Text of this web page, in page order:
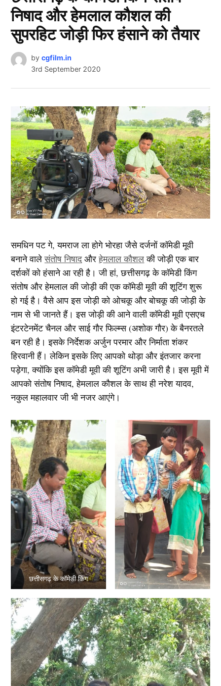
निषाद और हेमलाल कौशल की
सुपरहिट जोड़ी फिर हंसाने को तैयार
by cgfilm.in
3rd September 2020
समधिन पट गे, यमराज ला होगे भोरहा जैसे दर्जनों कॉमेडी मूवी
बनाने वालेसंतोष निषादऔरहेमलाल कौशलकी जोड़ी एक बार
दर्शकों को हंसाने आ रही है। जी हां, छत्तीसगढ़ के कॉमेडी किंग
संतोष और हेमलाल की जोड़ी की एक कॉमेडी मूवी की शूटिंग शुरू
हो गई है। वैसे आप इस जोड़ी को ओचकू और बोचकू की जोड़ी के
नाम से भी जानते हैं। इस जोड़ी की आने वाली कॉमेडी मूवी एसएच
इंटरटेनमेंट चैनल और साई गौर फिल्म्स (अशोक गौर) के बैनरतले
बन रही है। इसके निर्देशक अर्जुन परमार और निर्माता शंकर
हिरवानी हैं। लेकिन इसके लिए आपको थोड़ा और इंतजार करना
पड़ेगा, क्योंकि इस कॉमेडी मूवी की शूटिंग अभी जारी है। इस मूवी में
आपको संतोष निषाद, हेमलाल कौशल के साथ ही नरेश यादव,
नकुल महालवार जी भी नजर आएंगे।
छत्तीसगढ़ के कॉमेडी किंग